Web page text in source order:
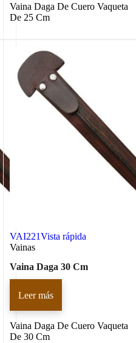
Vaina Daga De Cuero Vaqueta
De 25 Cm
VAI221Vista rápida
Vainas
Vaina Daga 30 Cm
Leer más
Vaina Daga De Cuero Vaqueta
De 30 Cm